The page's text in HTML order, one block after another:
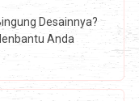
Desainnya?
Anda